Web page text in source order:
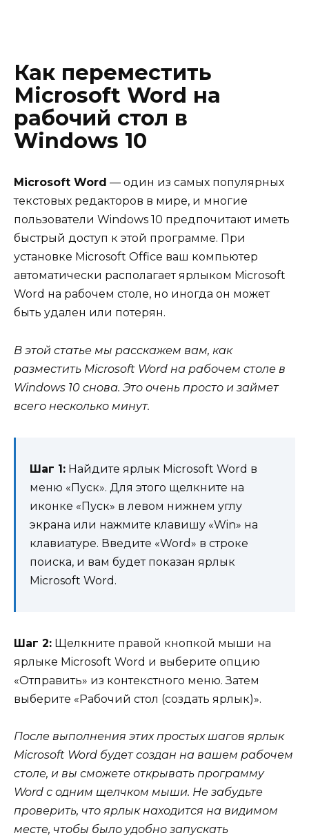
Как переместить
Microsoft Word на
рабочий стол в
Windows 10
Microsoft Word — один из самых популярных
текстовых редакторов в мире, и многие
пользователи Windows 10 предпочитают иметь
быстрый доступ к этой программе. При
установке Microsoft Office ваш компьютер
автоматически располагает ярлыком Microsoft
Word на рабочем столе, но иногда он может
быть удален или потерян.
В этой статье мы расскажем вам, как
разместить Microsoft Word на рабочем столе в
Windows 10 снова. Это очень просто и займет
всего несколько минут.
Шаг 1: Найдите ярлык Microsoft Word в
меню «Пуск». Для этого щелкните на
иконке «Пуск» в левом нижнем углу
экрана или нажмите клавишу «Win» на
клавиатуре. Введите «Word» в строке
поиска, и вам будет показан ярлык
Microsoft Word.
Шаг 2: Щелкните правой кнопкой мыши на
ярлыке Microsoft Word и выберите опцию
«Отправить» из контекстного меню. Затем
выберите «Рабочий стол (создать ярлык)».
После выполнения этих простых шагов ярлык
Microsoft Word будет создан на вашем рабочем
столе, и вы сможете открывать программу
Word с одним щелчком мыши. Не забудьте
проверить, что ярлык находится на видимом
месте, чтобы было удобно запускать